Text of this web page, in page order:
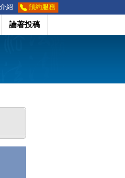
紹 預約服務
論著投稿